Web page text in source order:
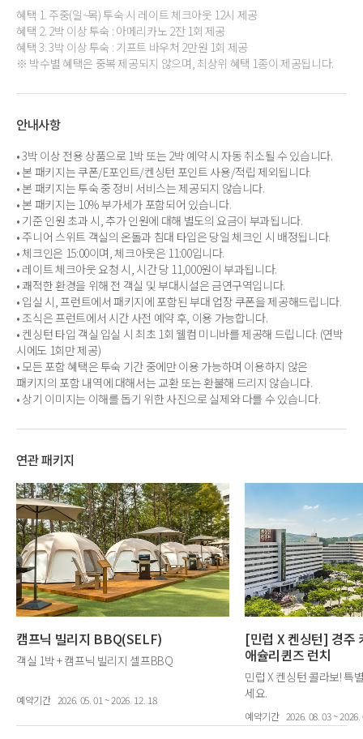
혜택 1. 주중(일~목) 투숙 시 레이트 체크아웃 12시 제공
혜택 2. 2박 이상 투숙 : 아메리카노 2잔 1회 제공
혜택 3. 3박 이상 투숙 : 기프트 바우처 2만원 1회 제공
※ 박수별 혜택은 중복 제공되지 않으며, 최상위 혜택 1종이 제공됩니다.
안내사항
• 3박 이상 전용 상품으로 1박 또는 2박 예약 시 자동 취소될 수 있습니다.
• 본 패키지는 쿠폰/E포인트/켄싱턴 포인트 사용/적립 제외됩니다.
• 본 패키지는 투숙 중 정비 서비스는 제공되지 않습니다.
• 본 패키지는 10% 부가세가 포함되어 있습니다.
• 기준 인원 초과 시, 추가 인원에 대해 별도의 요금이 부과됩니다.
• 주니어 스위트 객실의 온돌과 침대 타입은 당일 체크인 시 배정됩니다.
• 체크인은 15:00이며, 체크아웃은 11:00입니다.
• 레이트 체크아웃 요청 시, 시간 당 11,000원이 부과됩니다.
• 쾌적한 환경을 위해 전 객실 및 부대시설은 금연구역입니다.
• 입실 시, 프런트에서 패키지에 포함된 부대 업장 쿠폰을 제공해드립니다.
• 조식은 프런트에서 시간 사전 예약 후, 이용 가능합니다.
• 켄싱턴 타입 객실 입실 시 최초 1회 웰컴 미니바를 제공해 드립니다. (연박
시에도 1회만 제공)
• 모든 포함 혜택은 투숙 기간 중에만 이용 가능하며 이용하지 않은
패키지의 포함 내역에 대해서는 교환 또는 환불해 드리지 않습니다.
• 상기 이미지는 이해를 돕기 위한 사진으로 실제와 다를 수 있습니다.
연관 패키지
캠프닉 빌리지 BBQ(SELF)
객실 1박 + 캠프닉 빌리지 셀프BBQ
예약기간 2026. 05. 01 ~ 2026. 12. 18
[민럽 X 켄싱턴] 경주
애슐리퀸즈 런치
민럽 X 켄싱턴 콜라보! 특
세요.
객실 1박 + 뽀로로 아쿠
런치 3인 + 키즈 플레이존
예약기간 2026. 08. 03 ~ 2026.